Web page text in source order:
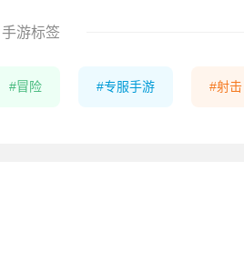
手游标签
冒险 专服手游 射击